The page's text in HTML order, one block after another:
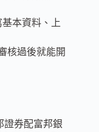
本資料、上
核過後就能開
證券配富邦銀